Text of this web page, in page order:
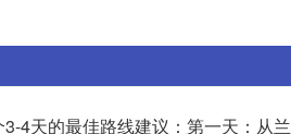
4天的最佳路线建议：第一天：从